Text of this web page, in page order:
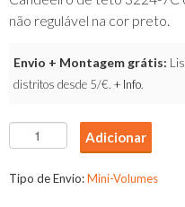
não regulável na cor preto.
Envio + Montagem grátis:
distritos desde 5/€. + Info.
Quantidade
de
Candeeriro
Adicionar
Tipo de Envio:Mini-Volumes